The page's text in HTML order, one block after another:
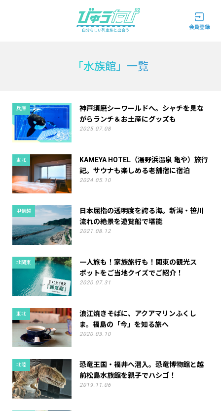
自分らしい列車旅と出会う
「水族館」一覧
兵庫
神戸須磨シーワールドへ。シャチを見な
がらランチ＆お土産にグッズも
2025.07.08
東北
KAMEYA HOTEL（湯野浜温泉 亀や）旅行
記。サウナも楽しめる老舗宿に宿泊
2024.05.10
甲信越
日本屈指の透明度を誇る海。新潟・笹川
流れの絶景を遊覧船で堪能
2021.08.12
北関東
一人旅も！家族旅行も！関東の観光ス
ポットをご当地クイズでご紹介！
2020.07.31
東北
浪江焼きそばに、アクアマリンふくし
ま。福島の「今」を知る旅へ
2020.03.10
北陸
恐竜王国・福井へ潜入。恐竜博物館と越
前松島水族館を親子でハシゴ！
2019.11.06